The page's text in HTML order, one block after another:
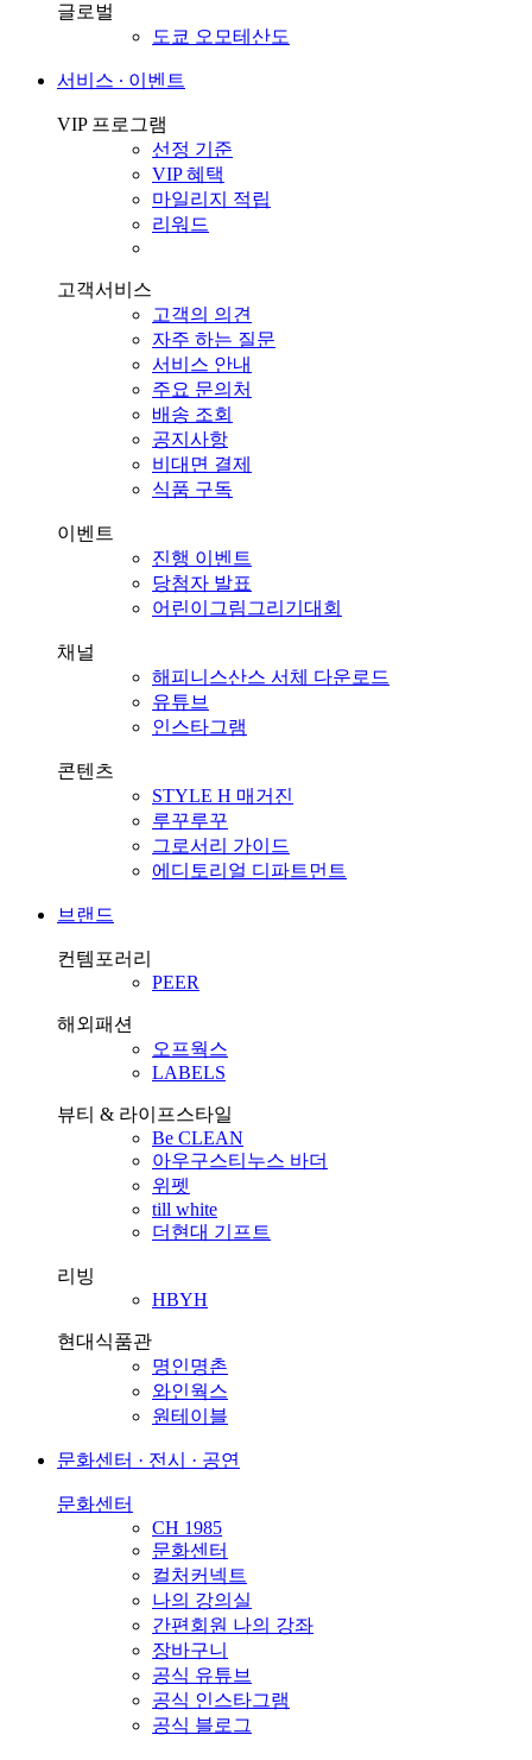
글로벌
도쿄 오모테산도
서비스 ∙ 이벤트
VIP 프로그램
선정 기준
VIP 혜택
마일리지 적립
리워드
고객서비스
고객의 의견
자주 하는 질문
서비스 안내
주요 문의처
배송 조회
공지사항
비대면 결제
식품 구독
이벤트
진행 이벤트
당첨자 발표
어린이그림그리기대회
채널
해피니스산스 서체 다운로드
유튜브
인스타그램
콘텐츠
STYLE H 매거진
루꾸루꾸
그로서리 가이드
에디토리얼 디파트먼트
브랜드
컨템포러리
PEER
해외패션
오프웍스
LABELS
뷰티 & 라이프스타일
Be CLEAN
아우구스티누스 바더
위펫
till white
더현대 기프트
리빙
HBYH
현대식품관
명인명촌
와인웍스
원테이블
문화센터 · 전시 · 공연
문화센터
CH 1985
문화센터
컬처커넥트
나의 강의실
간편회원 나의 강좌
장바구니
공식 유튜브
공식 인스타그램
공식 블로그